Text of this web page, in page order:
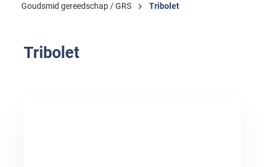
Goudsmid gereedschap / GRS
Tribolet
Tribolet